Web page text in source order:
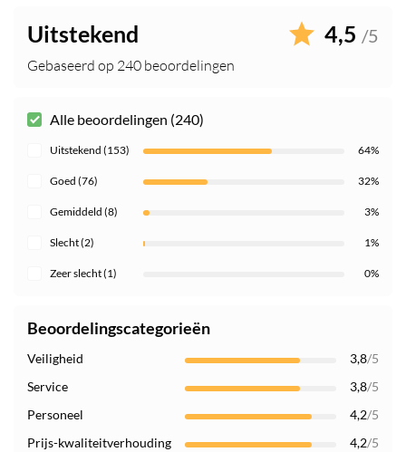
Uitstekend 4,5 /5
Gebaseerd op 240 beoordelingen
Alle beoordelingen (240)
Uitstekend (153) 64%
Goed (76) 32%
Gemiddeld (8) 3%
Slecht (2) 1%
Zeer slecht (1) 0%
Beoordelingscategorieën
Veiligheid 3,8/5
Service
3,8/5
Personeel
4,2/5
Prijs-kwaliteitverhouding
4,2/5